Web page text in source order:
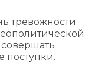
тревожности